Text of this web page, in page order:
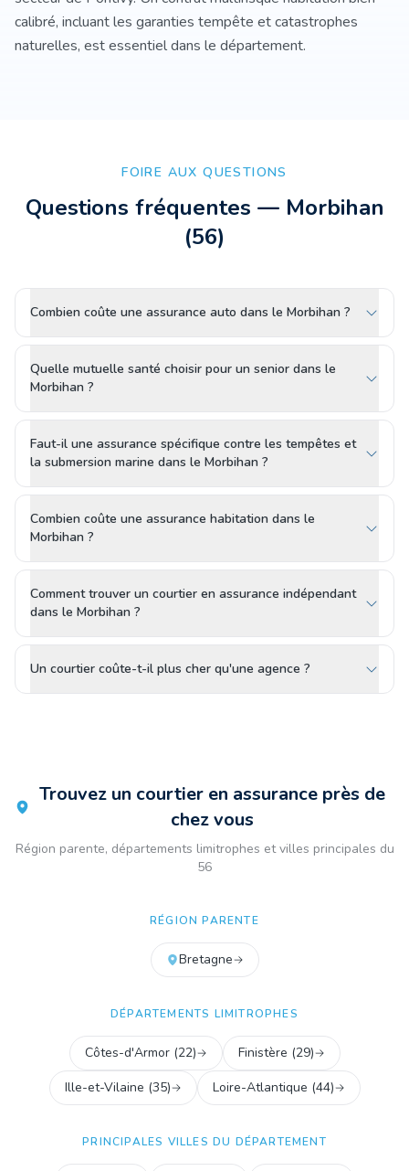
calibré, incluant les garanties tempête et catastrophes
naturelles, est essentiel dans le département.
FOIRE AUX QUESTIONS
Questions fréquentes — Morbihan
(56)
Combien coûte une assurance auto dans le Morbihan ?
Quelle mutuelle santé choisir pour un senior dans le
Morbihan ?
Faut-il une assurance spécifique contre les tempêtes et
la submersion marine dans le Morbihan ?
Combien coûte une assurance habitation dans le
Morbihan ?
Comment trouver un courtier en assurance indépendant
dans le Morbihan ?
Un courtier coûte-t-il plus cher qu'une agence ?
Trouvez un courtier en assurance près de
chez vous
Région parente, départements limitrophes et villes principales du
56
RÉGION PARENTE
Bretagne
DÉPARTEMENTS LIMITROPHES
Côtes-d'Armor(22) Finistère (29)
Ille-et-Vilaine (35) Loire-Atlantique (44)
PRINCIPALES VILLES DU DÉPARTEMENT